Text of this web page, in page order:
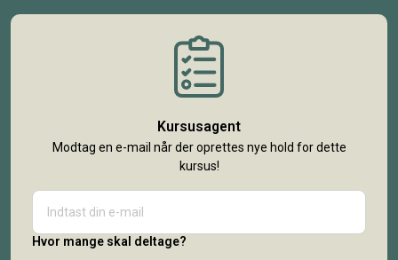
Kursusagent
Modtag en e-mail når der oprettes nye hold for dette
kursus!
Hvor mange skal deltage?